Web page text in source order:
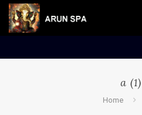
a (1)
Home